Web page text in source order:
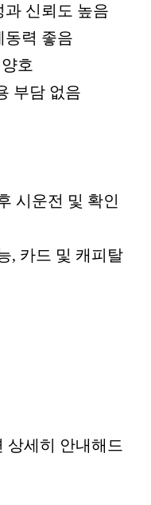
신뢰도 높음
력 좋음
호
부담 없음
시운전 및 확인
, 카드 및 캐피탈
상세히 안내해드